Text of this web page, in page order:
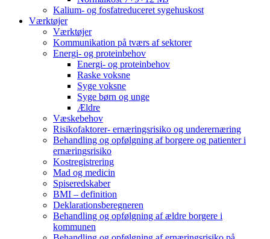
Kalium- og fosfatreduceret sygehuskost
Værktøjer
Værktøjer
Kommunikation på tværs af sektorer
Energi- og proteinbehov
Energi- og proteinbehov
Raske voksne
Syge voksne
Syge børn og unge
Ældre
Væskebehov
Risikofaktorer- ernæringsrisiko og underernæring
Behandling og opfølgning af borgere og patienter i
ernæringsrisiko
Kostregistrering
Mad og medicin
Spiseredskaber
BMI – definition
Deklarationsberegneren
Behandling og opfølgning af ældre borgere i
kommunen